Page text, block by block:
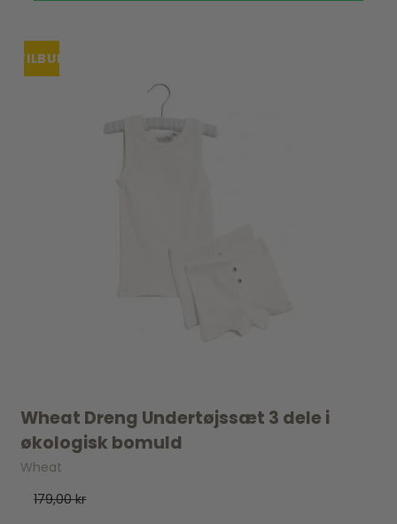
TILBUD
Wheat Dreng Undertøjssæt 3 dele i
økologisk bomuld
Wheat
179,00 kr